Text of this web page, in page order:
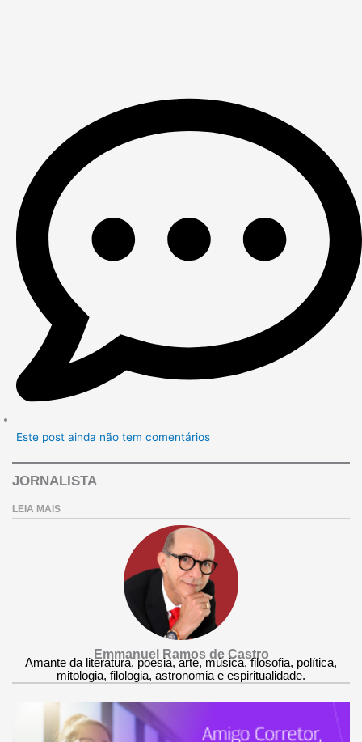
Este post ainda não tem comentários
JORNALISTA
LEIA MAIS
Emmanuel Ramos de Castro
Amante da literatura, poesia, arte, música, filosofia, política,
mitologia, filologia, astronomia e espiritualidade.